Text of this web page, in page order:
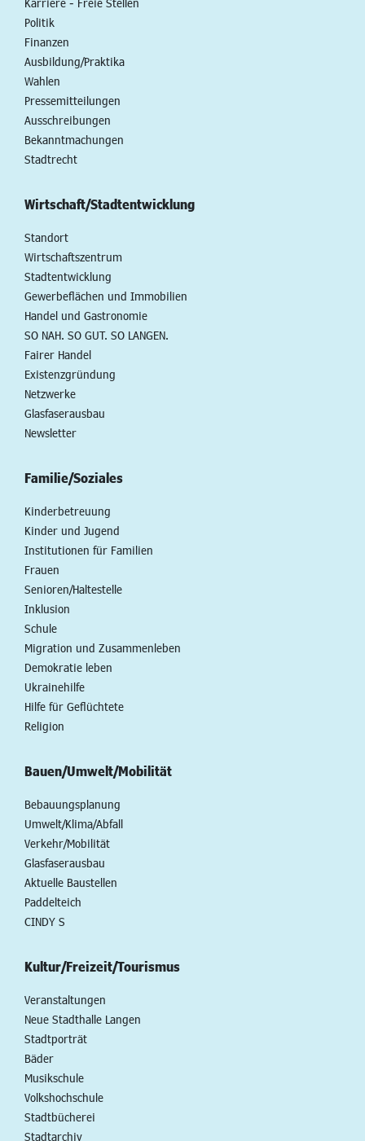
Karriere - Freie Stellen
Politik
Finanzen
Ausbildung/Praktika
Wahlen
Pressemitteilungen
Ausschreibungen
Bekanntmachungen
Stadtrecht
Wirtschaft/Stadtentwicklung
Standort
Wirtschaftszentrum
Stadtentwicklung
Gewerbeflächen und Immobilien
Handel und Gastronomie
SO NAH. SO GUT. SO LANGEN.
Fairer Handel
Existenzgründung
Netzwerke
Glasfaserausbau
Newsletter
Familie/Soziales
Kinderbetreuung
Kinder und Jugend
Institutionen für Familien
Frauen
Senioren/Haltestelle
Inklusion
Schule
Migration und Zusammenleben
Demokratie leben
Ukrainehilfe
Hilfe für Geflüchtete
Religion
Bauen/Umwelt/Mobilität
Bebauungsplanung
Umwelt/Klima/Abfall
Verkehr/Mobilität
Glasfaserausbau
Aktuelle Baustellen
Paddelteich
CINDY S
Kultur/Freizeit/Tourismus
Veranstaltungen
Neue Stadthalle Langen
Stadtporträt
Bäder
Musikschule
Volkshochschule
Stadtbücherei
Stadtarchiv